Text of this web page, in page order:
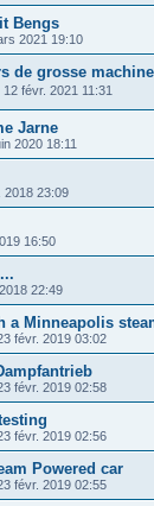
Bengs
2021 19:10
de grosse machine
févr. 2021 11:31
Jarne
2020 18:11
2018 23:09
16:50
22:49
Minneapolis
févr. 2019 03:02
févr. 2019 02:58
févr. 2019 02:56
Powered car
févr. 2019 02:55